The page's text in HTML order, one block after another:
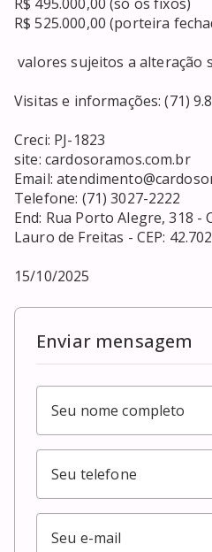
R$ 525.000,00 (porteira
valores sujeitos a alteração sem aviso prévio
Visitas e informações: (71)
Creci: PJ-1823
site: cardosoramos.com.br
Email:
Telefone: (71) 3027-2222
End: Rua Porto Alegre, 318 -
Lauro de Freitas - CEP:
15/10/2025
Enviar mensagem